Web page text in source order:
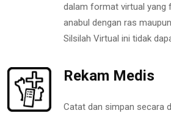
dalam format virtual yang
anabul dengan ras
Silsilah Virtual ini tidak
Rekam Medis
Catat dan simpan secara